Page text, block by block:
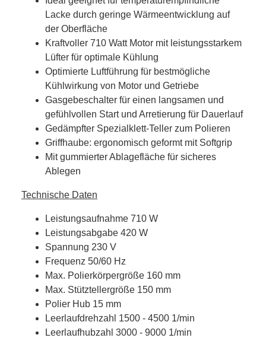
Lacke durch geringe Wärmeentwicklung auf
der Oberfläche
Kraftvoller 710 Watt Motor mit leistungsstarkem
Lüfter für optimale Kühlung
Optimierte Luftführung für bestmögliche
Kühlwirkung von Motor und Getriebe
Gasgebeschalter für einen langsamen und
gefühlvollen Start und Arretierung für Dauerlauf
Gedämpfter Spezialklett-Teller zum Polieren
Griffhaube: ergonomisch geformt mit Softgrip
Mit gummierter Ablagefläche für sicheres
Ablegen
Technische Daten
Leistungsaufnahme 710 W
Leistungsabgabe 420 W
Spannung 230 V
Frequenz 50/60 Hz
Max. Polierkörpergröße 160 mm
Max. Stütztellergröße 150 mm
Polier Hub 15 mm
Leerlaufdrehzahl 1500 - 4500 1/min
Leerlaufhubzahl 3000 - 9000 1/min